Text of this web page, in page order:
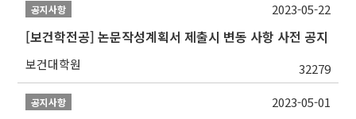
공지사항
[보건학전공] 논문작성계획서 제출시 변동 사항 사전 공지
보건대학원 32279
2023-05-22
공지사항 2023-05-01